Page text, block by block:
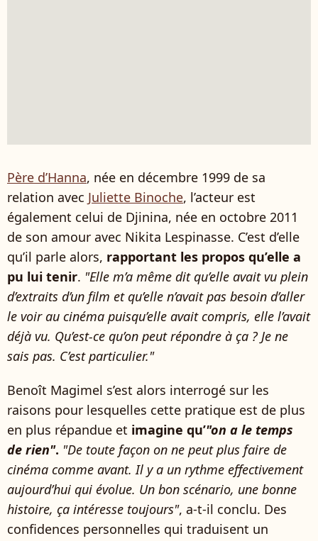
Père d’Hanna, née en décembre 1999 de sa
relation avec Juliette Binoche, l’acteur est
également celui de Djinina, née en octobre 2011
de son amour avec Nikita Lespinasse. C’est d’elle
qu’il parle alors, rapportant les propos qu’elle a
pu lui tenir. "Elle m’a même dit qu’elle avait vu plein
d’extraits d’un film et qu’elle n’avait pas besoin d’aller
le voir au cinéma puisqu’elle avait compris, elle l’avait
déjà vu. Qu’est-ce qu’on peut répondre à ça ? Je ne
sais pas. C’est particulier."
Benoît Magimel s’est alors interrogé sur les
raisons pour lesquelles cette pratique est de plus
en plus répandue et imagine qu’"on a le temps
de rien". "De toute façon on ne peut plus faire de
cinéma comme avant. Il y a un rythme effectivement
aujourd’hui qui évolue. Un bon scénario, une bonne
histoire, ça intéresse toujours", a-t-il conclu. Des
confidences personnelles qui traduisent un